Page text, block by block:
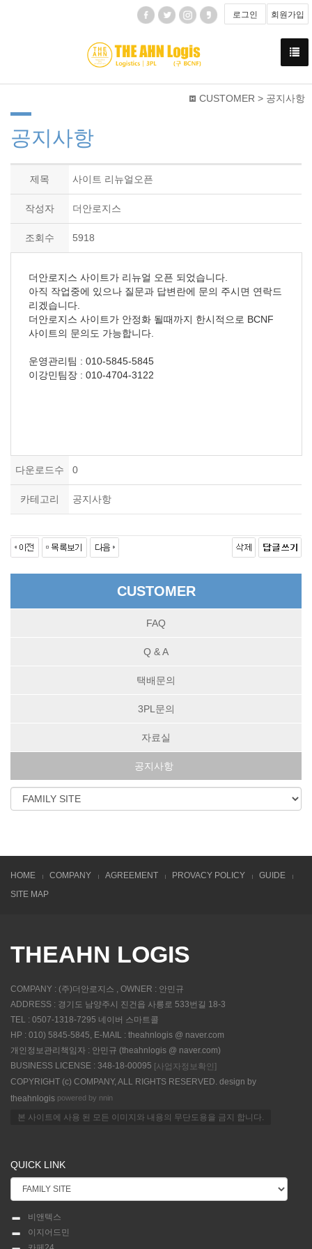
로그인 회원가입
CUSTOMER > 공지사항
공지사항
제목 사이트 리뉴얼오픈
작성자 더안로지스
조회수 5918
더안로지스 사이트가 리뉴얼 오픈 되었습니다.
아직 작업중에 있으나 질문과 답변란에 문의 주시면 연락드
리겠습니다.
더안로지스 사이트가 안정화 될때까지 한시적으로 BCNF
사이트의 문의도 가능합니다.
운영관리팀 : 010-5845-5845
이강민팀장 : 010-4704-3122
다운로드수 0
카테고리 공지사항
CUSTOMER
FAQ
Q & A
택배문의
3PL문의
자료실
공지사항
HOME COMPANY AGREEMENT PROVACY POLICY
GUIDE
SITE MAP
THEAHN LOGIS
COMPANY : (주)더안로지스 , OWNER : 안민규
ADDRESS : 경기도 남양주시 진건읍 사릉로 533번길 18-3
TEL : 0507-1318-7295 네이버 스마트콜
HP : 010) 5845-5845, E-MAIL : theahnlogis @ naver.com
개인정보관리책임자 : 안민규 (theahnlogis @ naver.com)
BUSINESS LICENSE : 348-18-00095 [사업자정보확인]
COPYRIGHT (c) COMPANY, ALL RIGHTS RESERVED. design by
theahnlogis powered by nnin
본 사이트에 사용 된 모든 이미지와 내용의 무단도용을 금지 합니다.
QUICK LINK
비앤텍스
이지어드민